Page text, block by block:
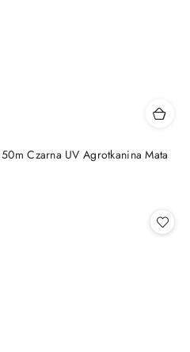
Czarna UV Agrotkanina Mata